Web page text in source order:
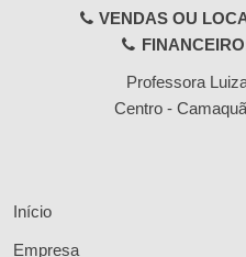
VENDAS OU
Professora
Centro -
Início
Empresa